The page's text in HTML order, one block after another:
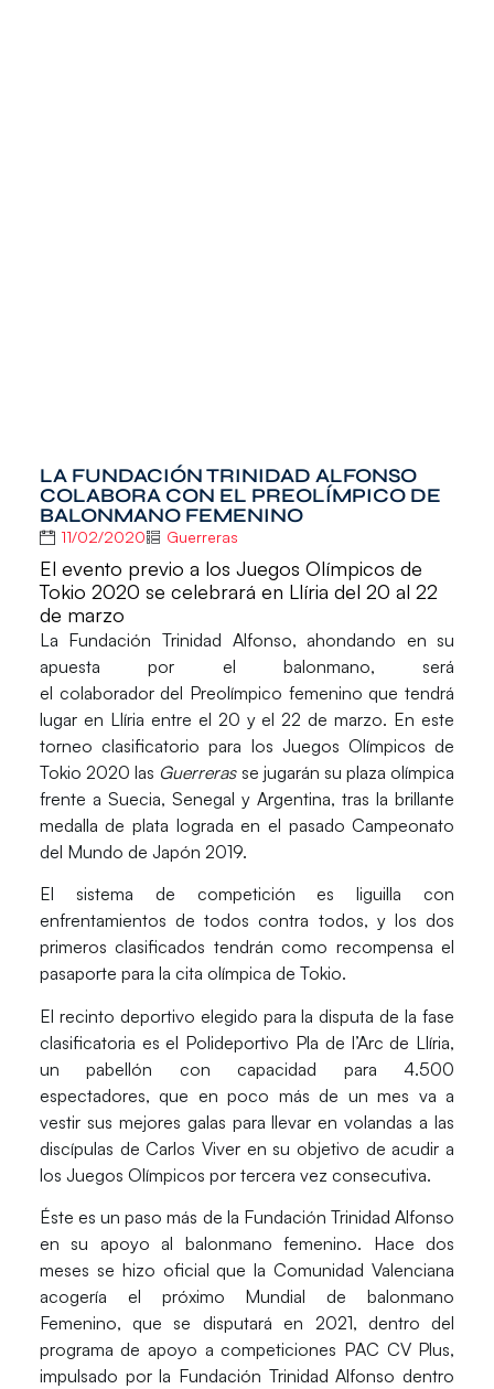
LA FUNDACIÓN TRINIDAD ALFONSO
COLABORA CON EL PREOLÍMPICO DE
BALONMANO FEMENINO
11/02/2020 Guerreras
El evento previo a los Juegos Olímpicos de
Tokio 2020 se celebrará en Llíria del 20 al 22
de marzo
La Fundación Trinidad Alfonso, ahondando en su
apuesta por el balonmano, será
el colaboradordel Preolímpico femenino que tendrá
lugar en Llíria entre el 20 y el 22 de marzo. En este
torneo clasificatorio para los Juegos Olímpicos de
Tokio 2020 las Guerrerasse jugarán su plaza olímpica
frente a Suecia, Senegal y Argentina, tras la brillante
medalla de plata lograda en el pasado Campeonato
del Mundo de Japón 2019.
El sistema de competición es liguilla con
enfrentamientos de todos contra todos, y los dos
primeros clasificados tendrán como recompensa el
pasaporte para la cita olímpica de Tokio.
El recinto deportivo elegido para la disputa de la fase
clasificatoria es el Polideportivo Pla de l’Arc de Llíria,
un pabellón con capacidad para4.500
espectadores, que en poco más de un mes va a
vestir sus mejores galas para llevar en volandas a las
discípulas de Carlos Viver en su objetivo de acudir a
los Juegos Olímpicos por tercera vez consecutiva.
Éste es un paso más de la Fundación Trinidad Alfonso
en su apoyo al balonmano femenino. Hace dos
meses se hizo oficial que la Comunidad Valenciana
acogería el próximo Mundial de balonmano
Femenino, que se disputará en 2021, dentro del
programa de apoyo a competiciones PAC CV Plus,
impulsado por la Fundación Trinidad Alfonso dentro